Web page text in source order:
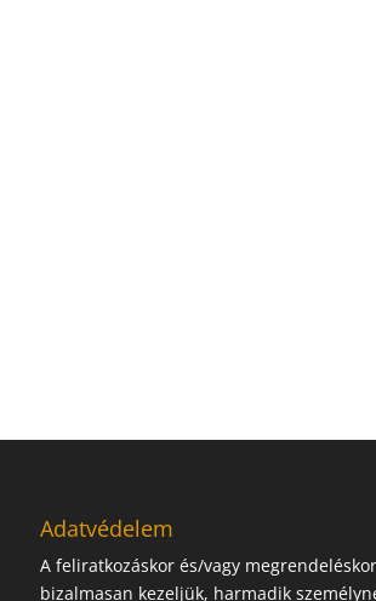
Adatvédelem
A feliratkozáskor és/vagy
bizalmasan kezeljük, harmadik